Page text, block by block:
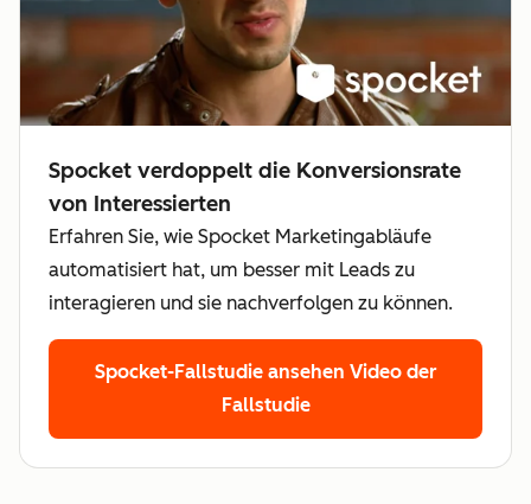
Spocket verdoppelt die Konversionsrate
von Interessierten
Erfahren Sie, wie Spocket Marketingabläufe
automatisiert hat, um besser mit Leads zu
interagieren und sie nachverfolgen zu können.
Spocket-Fallstudie ansehen Video der
Fallstudie